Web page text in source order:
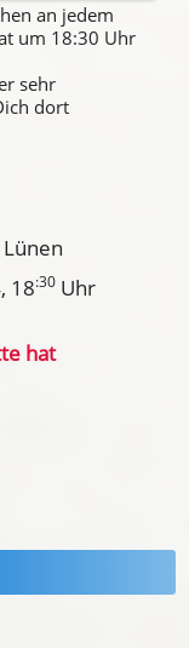
an jedem
um 18:30 Uhr
sehr
dort
, 18:30 Uhr
hat